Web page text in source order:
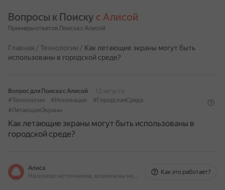
Вопросы к Поиску с Алисой
Примеры ответов Поиска с Алисой
Главная / Технологии / Как летающие экраны могут быть
использованы в городской среде?
Вопрос для Поиска с Алисой
12 августа
#Технологии
#Инновации
#ГородскаяСреда
#ЛетающиеЭкраны
Как летающие экраны могут быть использованы в
городской среде?
Алиса
На основе источников, возможны неточности
Как это работает?